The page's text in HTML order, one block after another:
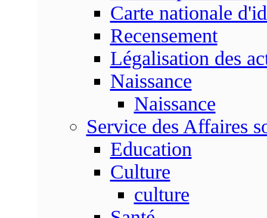
Carte nationale
Recensement
Légalisation des
Naissance
Naissance
Service des Affaires
Education
Culture
culture